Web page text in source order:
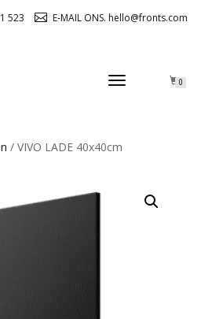
523 E-MAIL ONS. hello@fronts.com
TOGGLE
0
/ VIVO LADE 40x40cm